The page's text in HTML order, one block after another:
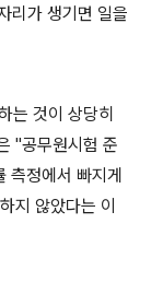
리가 생기면 일을
는 것이 상당히
"공무원시험 준
측정에서 빠지게
지 않았다는 이